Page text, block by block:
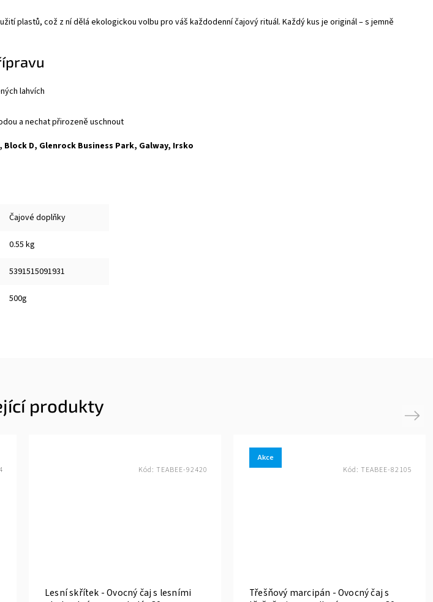
plastů, což z ní dělá ekologickou volbu pro váš každodenní čajový rituál. Každý kus je originál – s jemně
lahvích
a nechat přirozeně uschnout
D, Glenrock Business Park, Galway, Irsko
Čajové doplňky
0.55 kg
5391515091931
500g
produkty
Lesní skřítek - Ovocný čaj s lesními
Kód: TEABEE-92420
Akce
Třešňový marcipán - Ovocný čaj s
Kód: TEABEE-82105
Next